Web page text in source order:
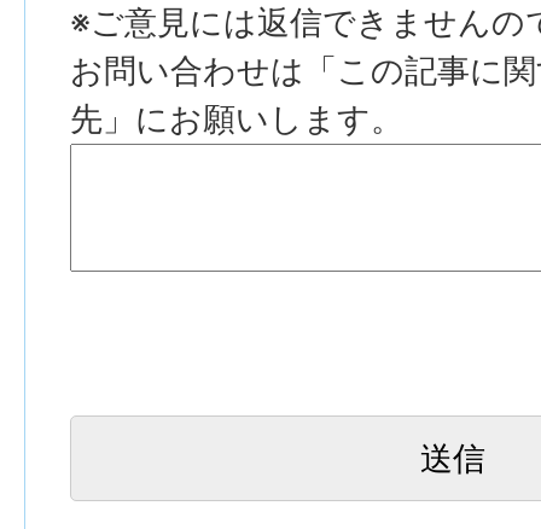
※ご意見には返信できませんの
お問い合わせは「この記事に
先」にお願いします。